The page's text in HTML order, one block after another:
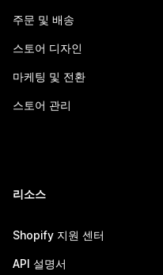
주문 및 배송
스토어 디자인
마케팅 및 전환
스토어 관리
리소스
Shopify 지원 센터
API 설명서